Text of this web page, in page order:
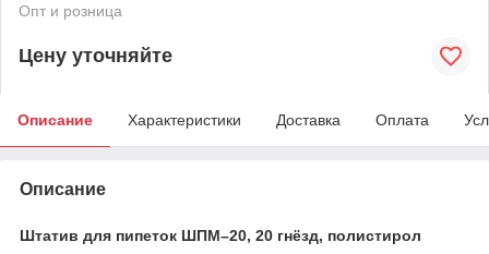
Опт и розница
Цену уточняйте
Описание Характеристики Доставка Оплата
Описание
Штатив для пипеток ШПМ–20, 20 гнёзд, полистирол